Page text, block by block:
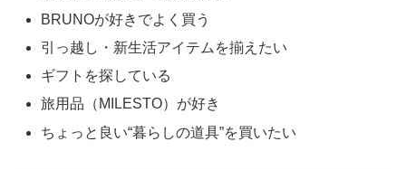
BRUNOが好きでよく買う
引っ越し・新生活アイテムを揃えたい
ギフトを探している
旅用品（MILESTO）が好き
ちょっと良い“暮らしの道具”を買いたい